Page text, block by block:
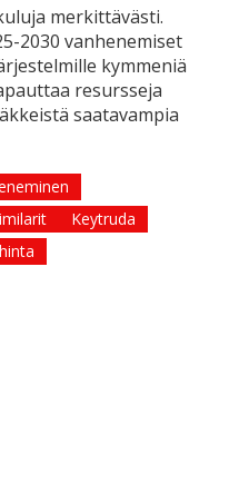
merkittävästi.
2030 vanhenemiset
kymmeniä
resursseja
saatavampia
Keytruda